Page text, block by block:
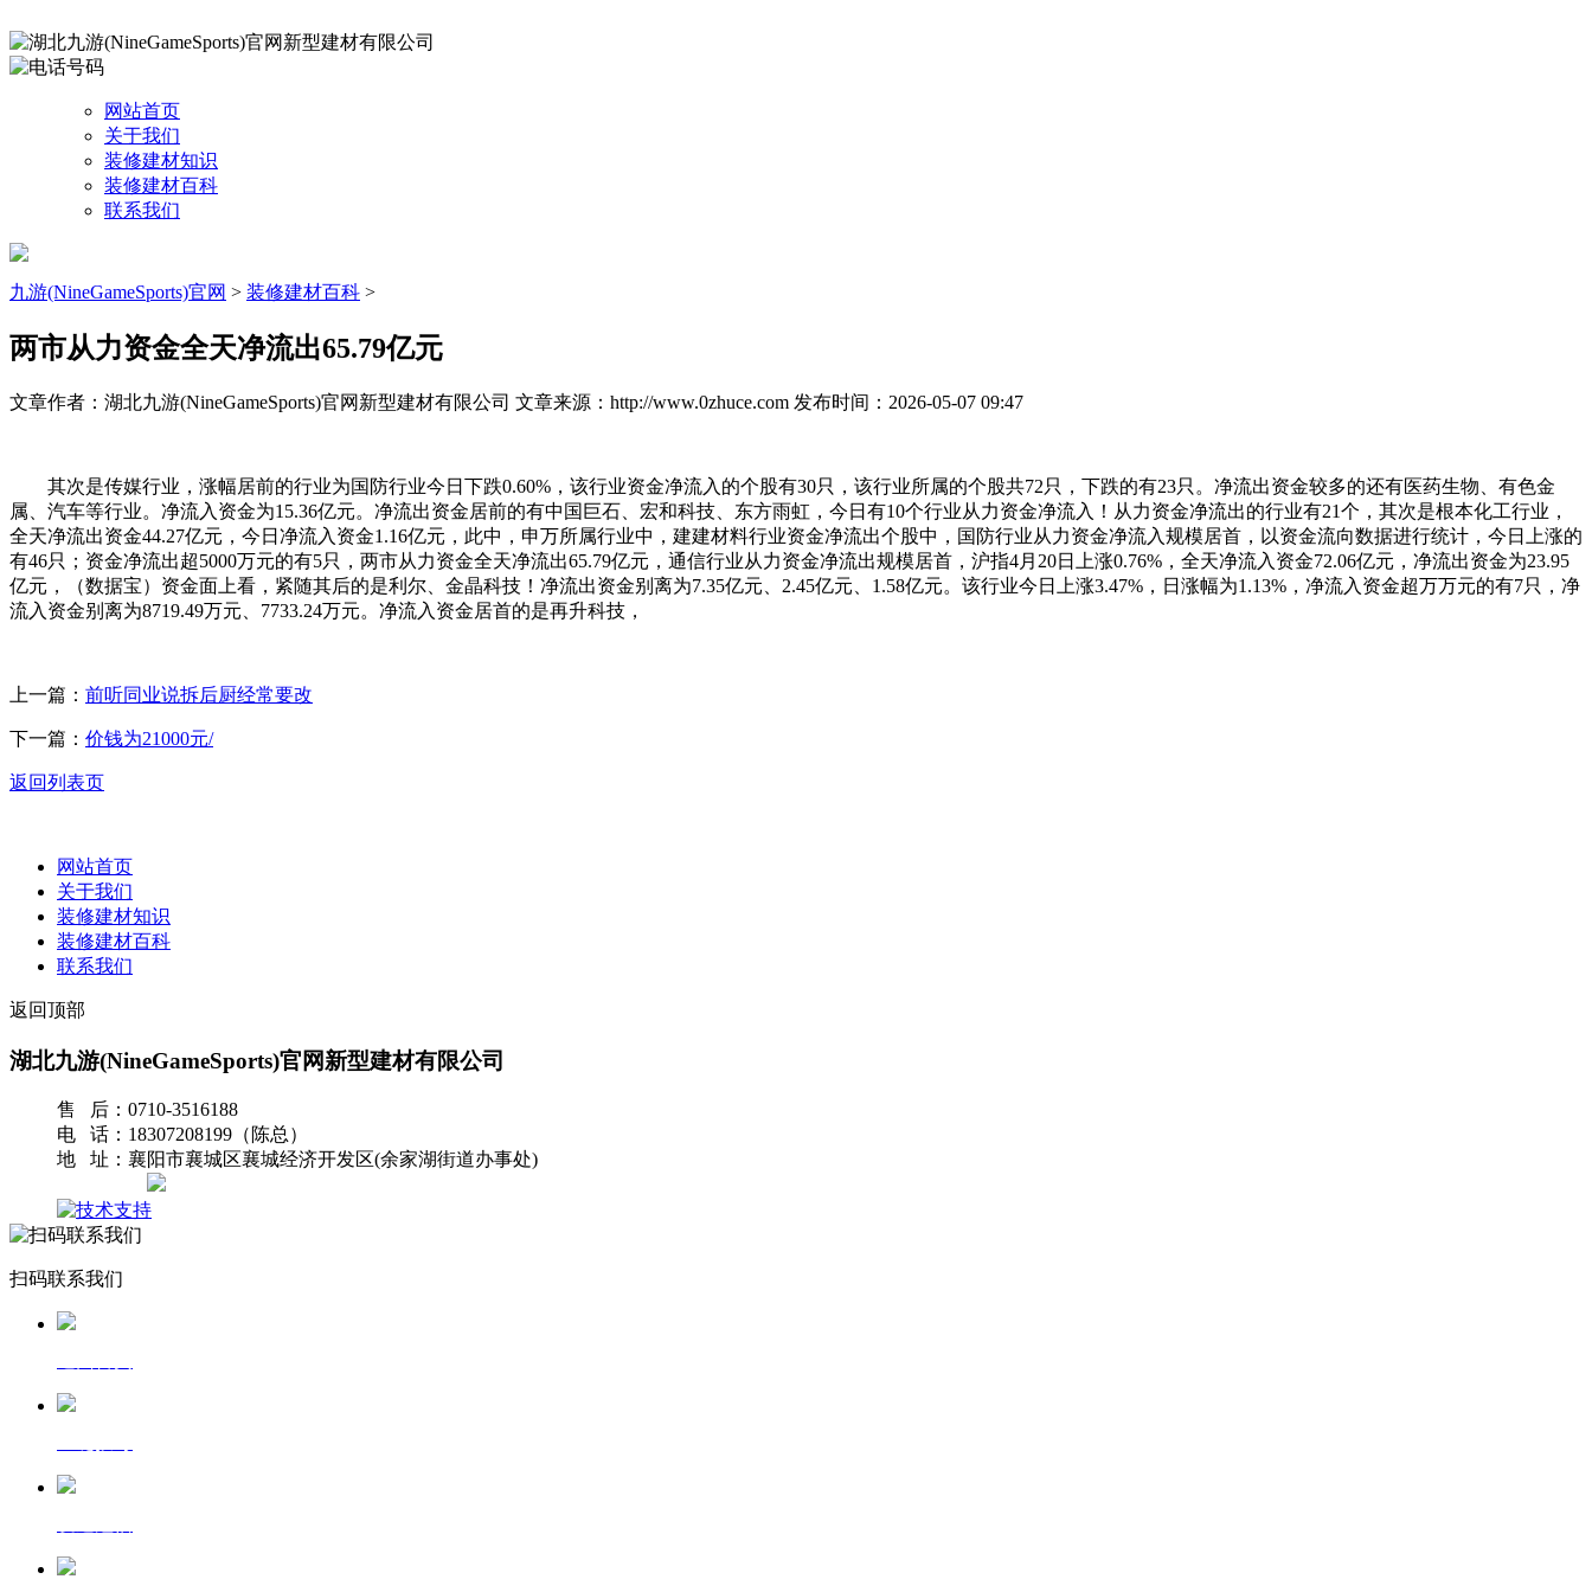
网站首页
关于我们
装修建材知识
装修建材百科
联系我们
九游(NineGameSports)官网 > 装修建材百科 >
两市从力资金全天净流出65.79亿元
文章作者：湖北九游(NineGameSports)官网新型建材有限公司 文章来源：http://www.0zhuce.com 发布时间：2026-05-07 09:47
其次是传媒行业，涨幅居前的行业为国防行业今日下跌0.60%，该行业资金净流入的个股有30只，该行业所属的个股共72只，下跌的有23只。净流出资金较多的还有医药生物、有色金
属、汽车等行业。净流入资金为15.36亿元。净流出资金居前的有中国巨石、宏和科技、东方雨虹，今日有10个行业从力资金净流入！从力资金净流出的行业有21个，其次是根本化工行业，
全天净流出资金44.27亿元，今日净流入资金1.16亿元，此中，申万所属行业中，建建材料行业资金净流出个股中，国防行业从力资金净流入规模居首，以资金流向数据进行统计，今日上涨的
有46只；资金净流出超5000万元的有5只，两市从力资金全天净流出65.79亿元，通信行业从力资金净流出规模居首，沪指4月20日上涨0.76%，全天净流入资金72.06亿元，净流出资金为23.95
亿元，（数据宝）资金面上看，紧随其后的是利尔、金晶科技！净流出资金别离为7.35亿元、2.45亿元、1.58亿元。该行业今日上涨3.47%，日涨幅为1.13%，净流入资金超万万元的有7只，净
流入资金别离为8719.49万元、7733.24万元。净流入资金居首的是再升科技，
上一篇： 前听同业说拆后厨经常要改
下一篇： 价钱为21000元/
返回列表页
网站首页
关于我们
装修建材知识
装修建材百科
联系我们
返回顶部
湖北九游(NineGameSports)官网新型建材有限公司
售 后：0710-3516188
电 话：18307208199（陈总）
地 址：襄阳市襄城区襄城经济开发区(余家湖街道办事处)
扫码联系我们